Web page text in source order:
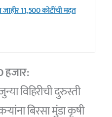
जाहीर 11,500 कोटींची मदत
हजार:
विहिरीची दुरुस्ती
बिरसा मुंडा कृषी